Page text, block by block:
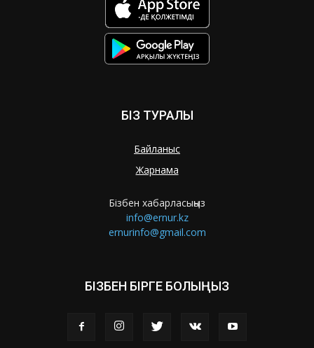
БІЗ ТУРАЛЫ
Байланыс
Жарнама
Бізбен хабарласыңыз
info@ernur.kz
ernurinfo@gmail.com
БІЗБЕН БІРГЕ БОЛЫҢЫЗ